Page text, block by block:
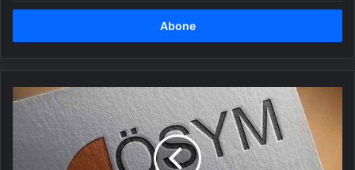
adresinizi
2025-
YKS
başvuruları
bugün